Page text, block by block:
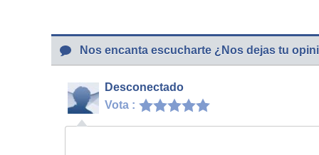
Nos encanta escucharte ¿Nos dejas tu
Desconectado
Vota :